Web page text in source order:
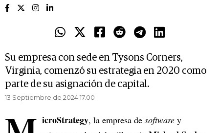
Su empresa con sede en Tysons Corners,
Virginia, comenzó su estrategia en 2020 como
parte de su asignación de capital.
13 Septiembre de 2024 17.00
icroStrategy, la empresa de software y